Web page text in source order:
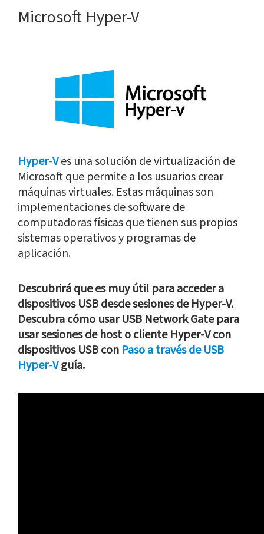
Microsoft Hyper-V
Hyper-Ves una solución de virtualización de
Microsoft que permite a los usuarios crear
máquinas virtuales. Estas máquinas son
implementaciones de software de
computadoras físicas que tienen sus propios
sistemas operativos y programas de
aplicación.
Descubrirá que es muy útil para acceder a
dispositivos USB desde sesiones de Hyper-V.
Descubra cómo usar USB Network Gate para
usar sesiones de host o cliente Hyper-V con
dispositivos USB con Paso a través de USB
Hyper-Vguía.